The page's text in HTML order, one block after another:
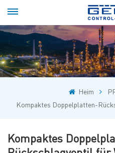
Heim
Kompaktes Doppelplatten-
Kompaktes